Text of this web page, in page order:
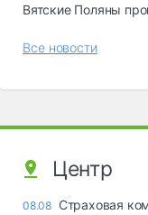
Вятские Поляны
Все новости
Центр
08.08 Страховая